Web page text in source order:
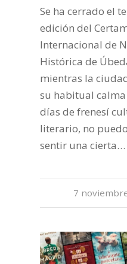
Se ha cerrado el
edición del
Internacional de
Histórica de
mientras la
su habitual
días de frenesí
literario, no
sentir una cierta…
7